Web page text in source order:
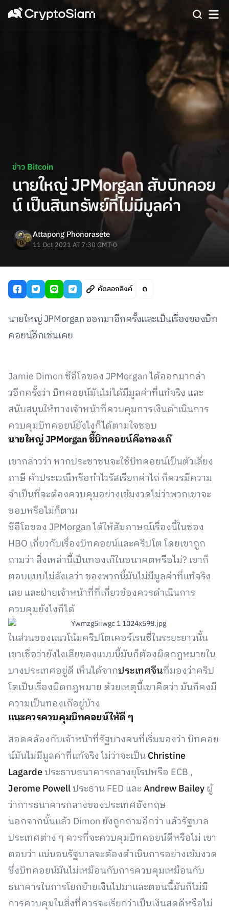
ข่าว Bitcoin
นายใหญ่ JPMorgan สับบิทคอย
น์ เป็นสินทรัพย์ที่ไม่มีมูลค่า
Attapong Phonorasete
11 Oct 2021 AT 7:30 GMT-0
คัดลอกลิงค์
นายใหญ่ JPMorgan ออกมาอีกครั้งและเป็นเรื่องของบิท
คอยน์อีกเช่นเคย
Jamie Dimon ซีอีโอของ JPMorgan ได้ออกมากล่า
วอีกครั้งว่า บิทคอยน์มันไม่ได้มีมูลค่าที่แท้จริง และ
สนับสนุนให้ทางเจ้าหน้าที่ควบคุมการเงินดำเนินการ
ควบคุมบิทคอยน์ยังไงก็ได้ตามใจชอบ
นายใหญ่ JPMorgan ชี้บิทคอยน์คือทองเก๊
เขากล่าวว่า หากประชาชนจะใช้บิทคอยน์เป็นตัวเลี่ยง
ภาษี ค้าประเวณีหรือทำไวรัสเรียกค่าไถ่ ก็ควรมีความ
จำเป็นที่จะต้องควบคุมอย่างเข้มงวดไม่ว่าพวกเขาจะ
ชอบหรือไม่ก็ตาม
ซีอีโอของ JPMorgan ได้ให้สัมภาษณ์เรื่องนี้ในช่อง
HBO เกี่ยวกับเรื่องบิทคอยน์และคริปโต โดยเขาถูก
ถามว่า สิ่งเหล่านี้เป็นทองเก๊ในอนาคตหรือไม่? เขาก็
ตอบแบบไม่ลังเลว่า ของพวกนี้มันไม่มีมูลค่าที่แท้จริง
เลย และฝ่ายเจ้าหน้าที่ที่เกี่ยวข้องควรดำเนินการ
ควบคุมยังไงก็ได้
ในส่วนของแนวโน้มคริปโตเคอร์เรนซี่ในระยะยาวนั้น
เขาเชื่อว่ายังไงเสียของแบบนี้มันก็ต้องผิดกฎหมายใน
บางประเทศอยู่ดี เห็นได้จากประเทศจีนที่มองว่าคริป
โตเป็นเรื่องผิดกฎหมาย ด้วยเหตุนี้เขาคิดว่า มันก็คงมี
ความเป็นทองเก๊อยู่บ้าง
แนะควรควบคุมบิทคอยน์ให้ดี ๆ
สอดคล้องกับเจ้าหน้าที่รัฐบางคนที่เริ่มมองว่า บิทคอย
น์มันไม่มีมูลค่าที่แท้จริง ไม่ว่าจะเป็นChristine
Lagardeประธานธนาคารกลางยุโรปหรือ ECB ,
Jerome Powellประธาน FED และAndrew Bailey ผู้
ว่าการธนาคารกลางของประเทศอังกฤษ
นอกจากนั้นแล้ว Dimon ยังถูกถามอีกว่า แล้วรัฐบาล
ประเทศต่าง ๆ ควรที่จะควบคุมบิทคอยน์ดีหรือไม่ เขา
ตอบว่า แน่นอนรัฐบาลจะต้องดำเนินการอย่างเข้มงวด
ซึ่งบิทคอยน์มันไม่เหมือนกับการควบคุมเหมือนกับ
ธนาคารในการโยกย้ายเงินไปมาและตอนนี้มันก็ไม่มี
การควบคุมในสิ่งที่ควรจะเรียกว่าเป็นเงินสดดีหรือไม่